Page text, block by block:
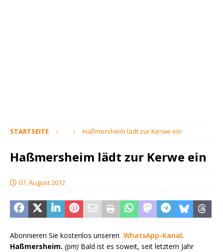
STARTSEITE Haßmersheim lädt zur Kerwe ein
Haßmersheim lädt zur Kerwe ein
07. August 2012
Abonnieren Sie kostenlos unseren WhatsApp-Kanal.
Haßmersheim. (pm) Bald ist es soweit, seit letztem Jahr